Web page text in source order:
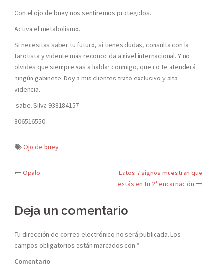
Con el ojo de buey nos sentiremos protegidos.
Activa el metabolismo.
Si necesitas saber tu futuro, si tienes dudas, consulta con la
tarotista y vidente más reconocida a nivel internacional. Y no
olvides que siempre vas a hablar conmigo, que no te atenderá
ningún gabinete. Doy a mis clientes trato exclusivo y alta
videncia.
Isabel Silva 938184157
806516550
Ojo de buey
Navegación
de
entradas
Opalo
Estos 7 signos muestran que
estás en tu 2ª encarnación
Deja un comentario
Tu dirección de correo electrónico no será publicada. Los
campos obligatorios están marcados con *
Comentario